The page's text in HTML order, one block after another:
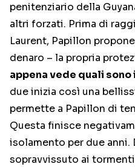
penitenziario della
altri forzati. Prima di
Laurent, Papillon
denaro – la propria
appena vede quali sono
due inizia così una
permette a Papillon di
Questa finisce
isolamento per due anni.
sopravvissuto ai